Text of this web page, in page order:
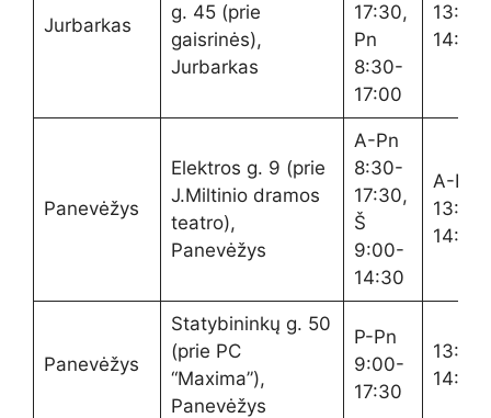
Jurbarkas
g. 45 (prie
gaisrinės),
Jurbarkas
17:30,
Pn
8:30-
17:00
13:00-
14:00
Panevėžys
Elektros g. 9 (prie
J.Miltinio dramos
teatro),
Panevėžys
A-Pn
8:30-
17:30,
Š
9:00-
14:30
A-P
13:20-
14:00
Panevėžys
Statybininkų g. 50
(prie PC
“Maxima”),
Panevėžys
P-Pn
9:00-
17:30
13:20-
14:00